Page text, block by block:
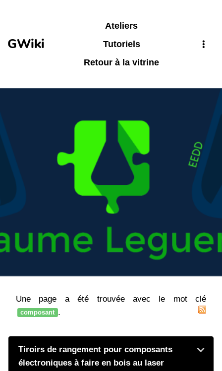
GWiki
Ateliers
Tutoriels
Retour à la vitrine
Une page a été trouvée avec le mot clé
composant .
Tiroirs de rangement pour composants
électroniques à faire en bois au laser